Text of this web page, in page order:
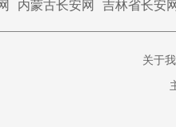
内蒙古长安网 吉林省长安网
关于